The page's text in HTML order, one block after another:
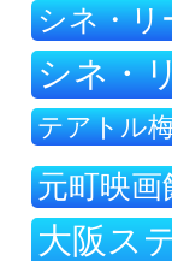
シネ・リ
シネ・
テアトル
元町映画
大阪ス